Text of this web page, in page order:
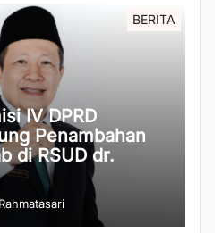
BERITA
IV DPRD
Penambahan
di RSUD dr.